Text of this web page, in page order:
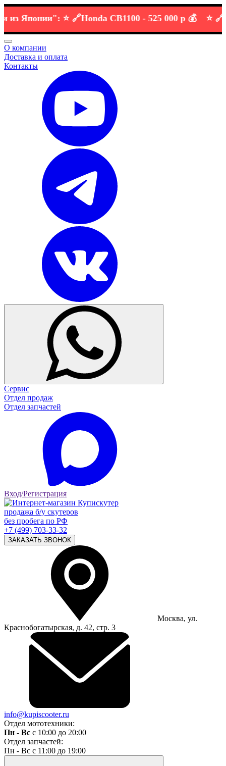
Японии": ⭐️ 🔗 Honda CB1100 -525 000 р 💰 ⭐️ 🔗
О компании
Доставка и оплата
Контакты
Сервис
Отдел продаж
Отдел запчастей
Вход/Регистрация
продажа б/у скутеров
без пробега по РФ
+7 (499) 703-33-32
ЗАКАЗАТЬ ЗВОНОК
Москва, ул.
Краснобогатырская, д. 42, стр. 3
info@kupiscooter.ru
Отдел мототехники:
Пн - Вс с 10:00 до 20:00
Отдел запчастей:
Пн - Вс с 11:00 до 19:00